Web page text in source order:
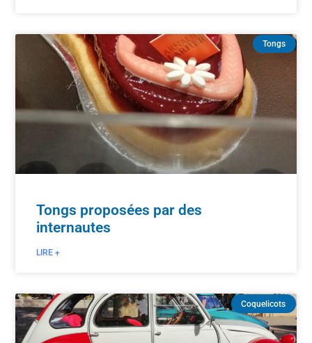
Tongs
Tongs proposées par des
internautes
LIRE +
Coquelicots